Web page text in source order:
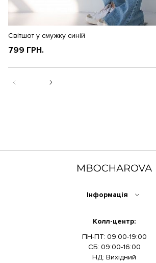
Світшот у смужку синій
799 ГРН.
Інформація
Колл-центр:
ПН-ПТ: 09:00-19:00
СБ: 09:00-16:00
НД: Вихідний